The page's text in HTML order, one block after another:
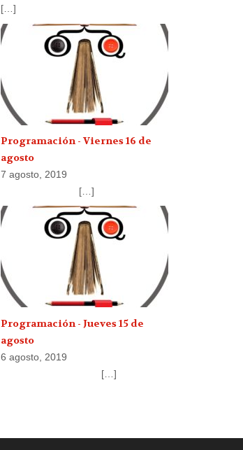
[…]
Programación - Viernes 16 de
agosto
7 agosto, 2019
[…]
Programación - Jueves 15 de
agosto
6 agosto, 2019
[…]